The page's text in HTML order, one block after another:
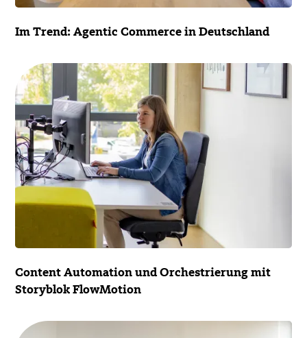
Im Trend: Agentic Commerce in Deutschland
Content Automation und Orchestrierung mit
Storyblok FlowMotion